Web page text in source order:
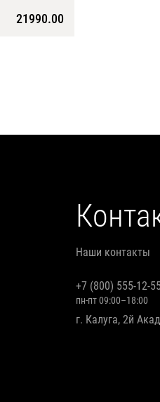
21990.00
Наши контакты
+7 (800) 555-12-
пн-пт 09:00–18:00
г. Калуга, 2й